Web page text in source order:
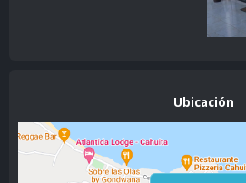
Ubicación